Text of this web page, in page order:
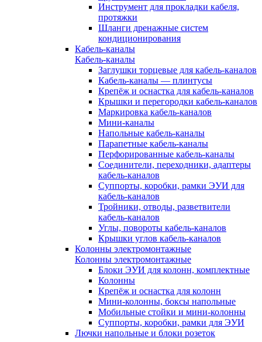
Инструмент для прокладки кабеля,
протяжки
Шланги дренажные систем
кондиционирования
Кабель-каналы
Кабель-каналы
Заглушки торцевые для кабель-каналов
Кабель-каналы — плинтусы
Крепёж и оснастка для кабель-каналов
Крышки и перегородки кабель-каналов
Маркировка кабель-каналов
Мини-каналы
Напольные кабель-каналы
Парапетные кабель-каналы
Перфорированные кабель-каналы
Соединители, переходники, адаптеры
кабель-каналов
Суппорты, коробки, рамки ЭУИ для
кабель-каналов
Тройники, отводы, разветвители
кабель-каналов
Углы, повороты кабель-каналов
Крышки углов кабель-каналов
Колонны электромонтажные
Колонны электромонтажные
Блоки ЭУИ для колонн, комплектные
Колонны
Крепёж и оснастка для колонн
Мини-колонны, боксы напольные
Мобильные стойки и мини-колонны
Суппорты, коробки, рамки для ЭУИ
Лючки напольные и блоки розеток